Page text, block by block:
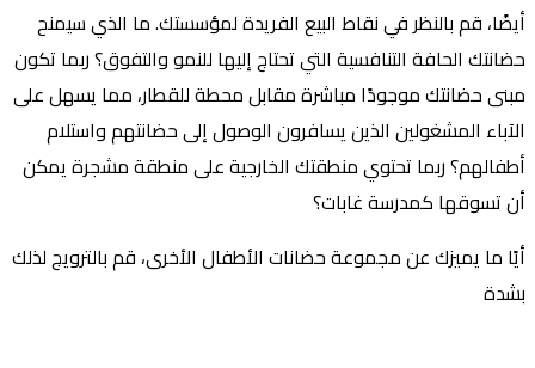
أيضًا، قم بالنظر في نقاط البيع الفريدة لمؤسستك. ما الذي سيمنح
حضانتك الحافة التنافسية التي تحتاج إليها للنمو والتفوق؟ ربما تكون
مبنى حضانتك موجودًا مباشرة مقابل محطة للقطار، مما يسهل على
الآباء المشغولين الذين يسافرون الوصول إلى حضانتهم واستلام
أطفالهم؟ ربما تحتوي منطقتك الخارجية على منطقة مشجرة يمكن
أن تسوقها كمدرسة غابات؟
أيًا ما يميزك عن مجموعة حضانات الأطفال الأخرى، قم بالترويج لذلك
بشدة